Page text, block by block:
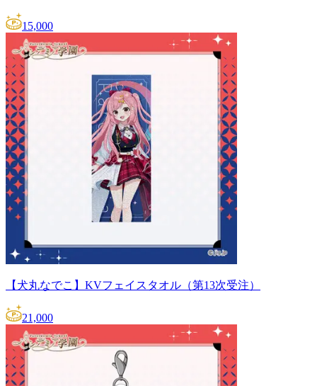
15,000
【犬丸なでこ】KVフェイスタオル（第13次受注）
21,000